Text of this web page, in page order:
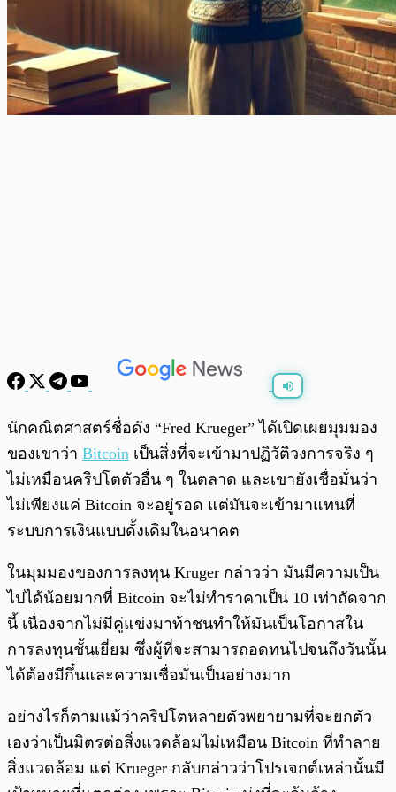
นักคณิตศาสตร์ชื่อดัง “Fred Krueger” ได้เปิดเผยมุมมอง
ของเขาว่า Bitcoin เป็นสิ่งที่จะเข้ามาปฏิวัติวงการจริง ๆ
ไม่เหมือนคริปโตตัวอื่น ๆ ในตลาด และเขายังเชื่อมั่นว่า
ไม่เพียงแค่ Bitcoin จะอยู่รอด แต่มันจะเข้ามาแทนที่
ระบบการเงินแบบดั้งเดิมในอนาคต
ในมุมมองของการลงทุน Kruger กล่าวว่า มันมีความเป็น
ไปได้น้อยมากที่ Bitcoin จะไม่ทำราคาเป็น 10 เท่าถัดจาก
นี้ เนื่องจากไม่มีคู่แข่งมาท้าชนทำให้มันเป็นโอกาสใน
การลงทุนชั้นเยี่ยม ซึ่งผู้ที่จะสามารถอดทนไปจนถึงวันนั้น
ได้ต้องมีกึ๋นและความเชื่อมั่นเป็นอย่างมาก
อย่างไรก็ตามแม้ว่าคริปโตหลายตัวพยายามที่จะยกตัว
เองว่าเป็นมิตรต่อสิ่งแวดล้อมไม่เหมือน Bitcoin ที่ทำลาย
สิ่งแวดล้อม แต่ Krueger กลับกล่าวว่าโปรเจกต์เหล่านั้นมี